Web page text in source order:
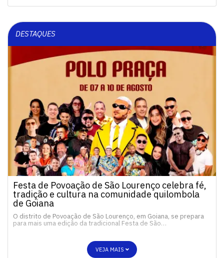
DESTAQUES
Festa de Povoação de São Lourenço celebra fé,
tradição e cultura na comunidade quilombola
de Goiana
O distrito de Povoação de São Lourenço, em Goiana, se prepara
para mais uma edição da tradicional Festa de São…
VEJA MAIS